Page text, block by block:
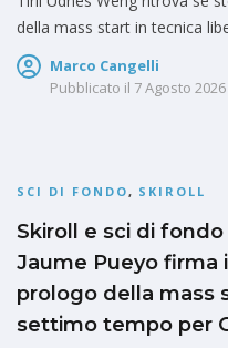
della mass start in tecnica
Marco Cangelli
Pubblicato il 7 Agosto 2026
SCI DI FONDO, SKIROLL
Skiroll e sci di fondo
Jaume Pueyo firma
prologo della mass
settimo tempo per